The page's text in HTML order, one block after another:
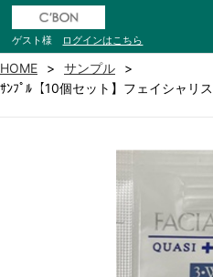
ゲスト様 ログインはこちら
HOME
サンプル
ｻﾝﾌﾟﾙ【10個セット】フェイシャリ